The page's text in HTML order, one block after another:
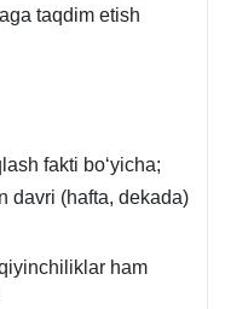
taqdim etish
fakti boʻyicha;
davri (hafta, dekada)
ham